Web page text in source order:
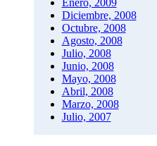
Enero, 2009
Diciembre, 2008
Octubre, 2008
Agosto, 2008
Julio, 2008
Junio, 2008
Mayo, 2008
Abril, 2008
Marzo, 2008
Julio, 2007